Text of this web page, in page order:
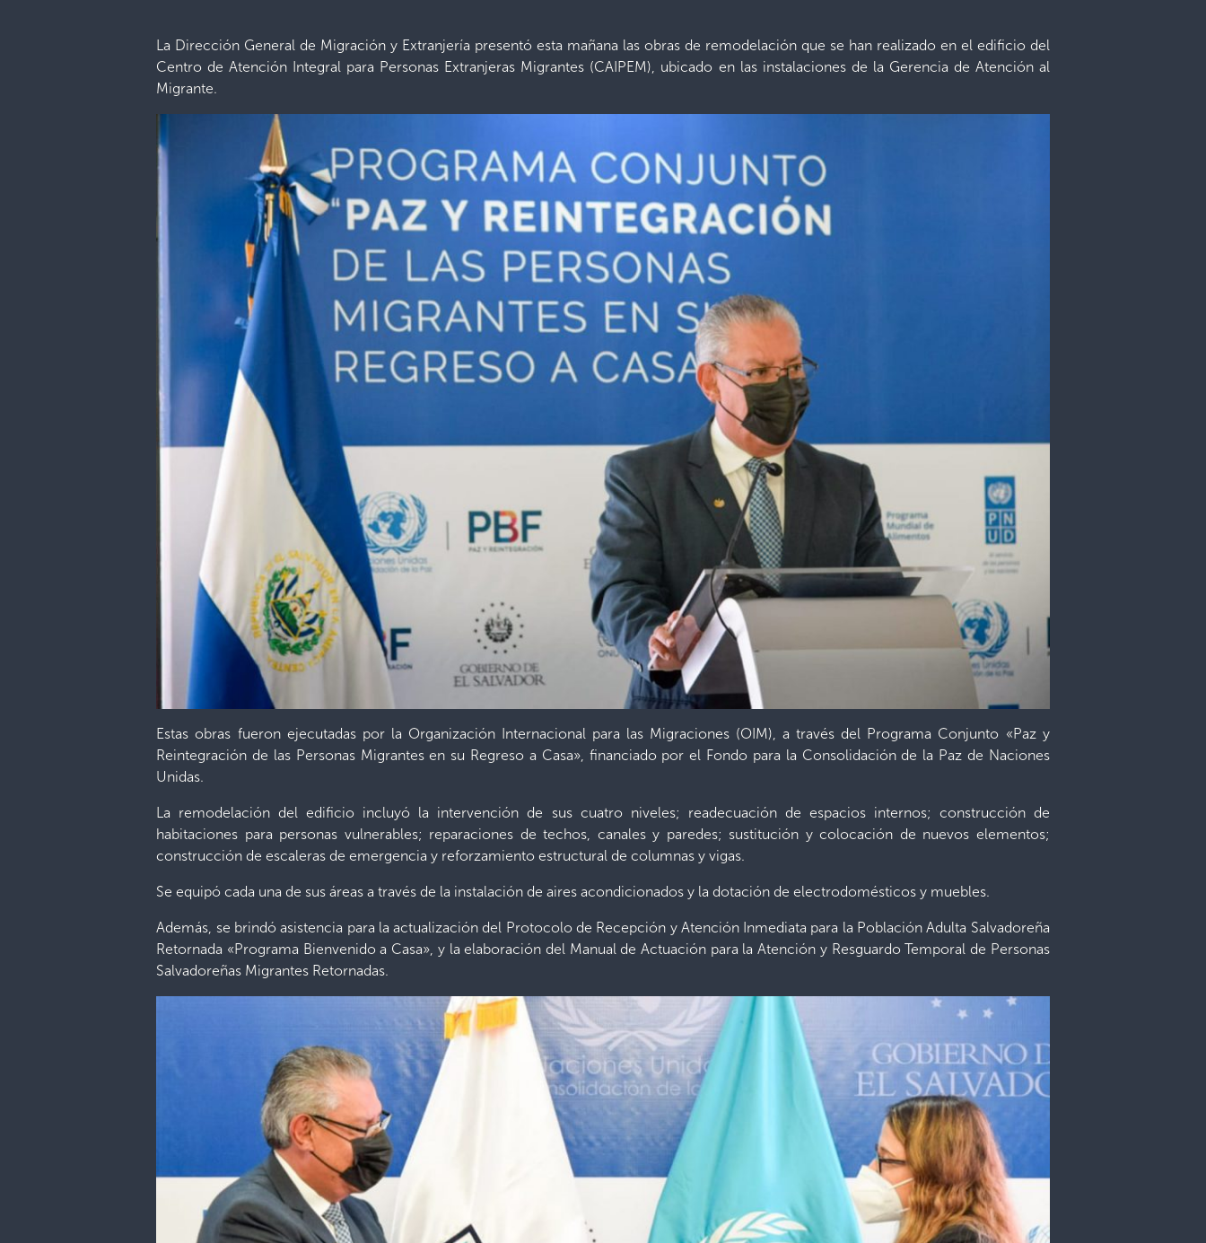
La Dirección General de Migración y Extranjería presentó esta mañana las obras de remodelación que se han realizado en el edificio del
Centro de Atención Integral para Personas Extranjeras Migrantes (CAIPEM), ubicado en las instalaciones de la Gerencia de Atención al
Migrante.
Estas obras fueron ejecutadas por la Organización Internacional para las Migraciones (OIM), a través del Programa Conjunto «Paz y
Reintegración de las Personas Migrantes en su Regreso a Casa», financiado por el Fondo para la Consolidación de la Paz de Naciones
Unidas.
La remodelación del edificio incluyó la intervención de sus cuatro niveles; readecuación de espacios internos; construcción de
habitaciones para personas vulnerables; reparaciones de techos, canales y paredes; sustitución y colocación de nuevos elementos;
construcción de escaleras de emergencia y reforzamiento estructural de columnas y vigas.
Se equipó cada una de sus áreas a través de la instalación de aires acondicionados y la dotación de electrodomésticos y muebles.
Además, se brindó asistencia para la actualización del Protocolo de Recepción y Atención Inmediata para la Población Adulta Salvadoreña
Retornada «Programa Bienvenido a Casa», y la elaboración del Manual de Actuación para la Atención y Resguardo Temporal de Personas
Salvadoreñas Migrantes Retornadas.